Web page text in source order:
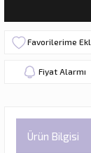
Fiyat Alarmı
Ürün Bilgisi